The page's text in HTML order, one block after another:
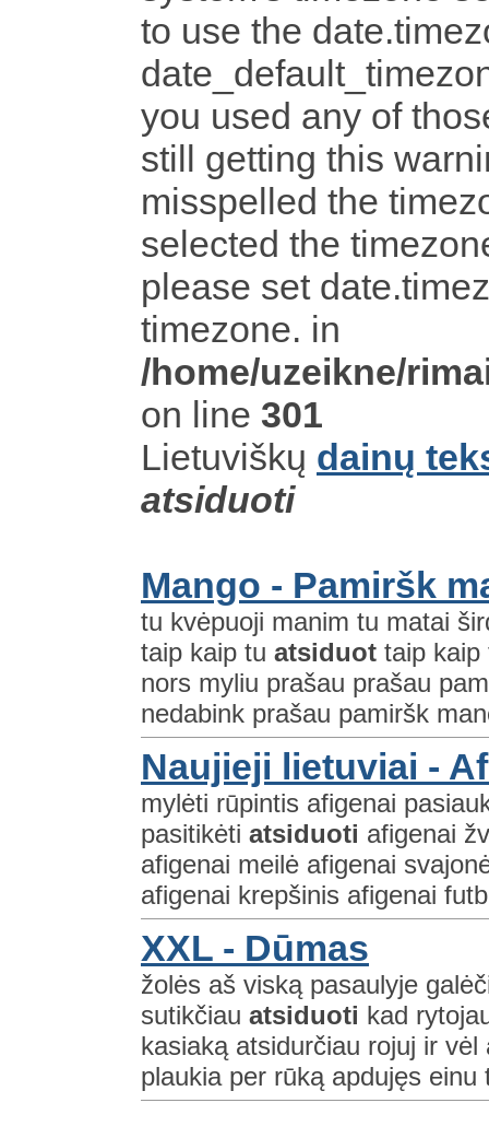
to use the
you used any of
still getting this
misspelled the
selected the
please set
timezone. in
/home/uzeikne/
on line 301
Lietuviškų dainų
atsiduoti
Mango - Pamiršk
tu kvėpuoji manim tu matai
taip kaip tu atsiduot taip kaip
nors myliu prašau prašau
nedabink prašau pamiršk
Naujieji lietuviai -
mylėti rūpintis afigenai
pasitikėti atsiduoti afigenai
afigenai meilė afigenai
afigenai krepšinis afigenai
XXL - Dūmas
žolės aš viską pasaulyje
sutikčiau atsiduoti kad
kasiaką atsidurčiau rojuj ir
plaukia per rūką apdujęs einu